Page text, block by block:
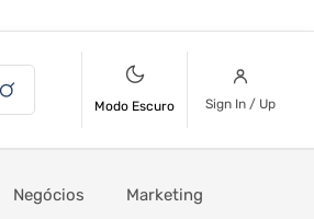
Modo Escuro Sign In / Up
Negócios Marketing